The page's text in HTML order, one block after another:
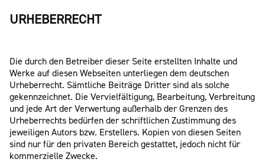
URHEBERRECHT
Die durch den Betreiber dieser Seite erstellten Inhalte und
Werke auf diesen Webseiten unterliegen dem deutschen
Urheberrecht. Sämtliche Beiträge Dritter sind als solche
gekennzeichnet. Die Vervielfältigung, Bearbeitung, Verbreitung
und jede Art der Verwertung außerhalb der Grenzen des
Urheberrechts bedürfen der schriftlichen Zustimmung des
jeweiligen Autors bzw. Erstellers. Kopien von diesen Seiten
sind nur für den privaten Bereich gestattet, jedoch nicht für
kommerzielle Zwecke.